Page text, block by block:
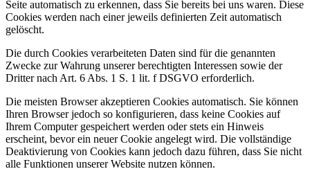
Seite automatisch zu erkennen, dass Sie bereits bei uns waren. Diese
Cookies werden nach einer jeweils definierten Zeit automatisch
gelöscht.
Die durch Cookies verarbeiteten Daten sind für die genannten
Zwecke zur Wahrung unserer berechtigten Interessen sowie der
Dritter nach Art. 6 Abs. 1 S. 1 lit. f DSGVO erforderlich.
Die meisten Browser akzeptieren Cookies automatisch. Sie können
Ihren Browser jedoch so konfigurieren, dass keine Cookies auf
Ihrem Computer gespeichert werden oder stets ein Hinweis
erscheint, bevor ein neuer Cookie angelegt wird. Die vollständige
Deaktivierung von Cookies kann jedoch dazu führen, dass Sie nicht
alle Funktionen unserer Website nutzen können.